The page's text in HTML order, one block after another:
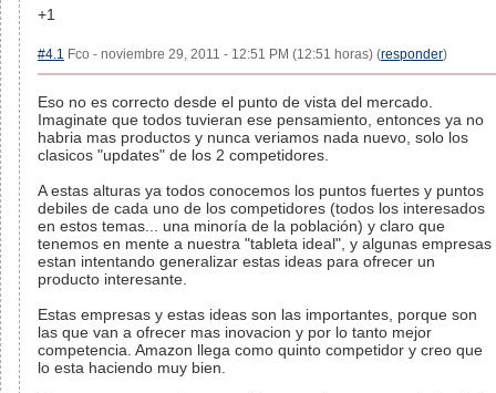
+1
#4.1 Fco - noviembre 29, 2011 - 12:51 PM (12:51 horas) (responder)
Eso no es correcto desde el punto de vista del mercado.
Imaginate que todos tuvieran ese pensamiento, entonces ya no
habria mas productos y nunca veriamos nada nuevo, solo los
clasicos "updates" de los 2 competidores.
A estas alturas ya todos conocemos los puntos fuertes y puntos
debiles de cada uno de los competidores (todos los interesados
en estos temas... una minoría de la población) y claro que
tenemos en mente a nuestra "tableta ideal", y algunas empresas
estan intentando generalizar estas ideas para ofrecer un
producto interesante.
Estas empresas y estas ideas son las importantes, porque son
las que van a ofrecer mas inovacion y por lo tanto mejor
competencia. Amazon llega como quinto competidor y creo que
lo esta haciendo muy bien.